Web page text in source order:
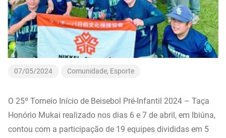
07/05/2024 Comunidade, Esporte
O 25º Torneio Início de Beisebol Pré-Infantil 2024 – Taça
Honório Mukai realizado nos dias 6 e 7 de abril, em Ibiúna,
contou com a participação de 19 equipes divididas em 5